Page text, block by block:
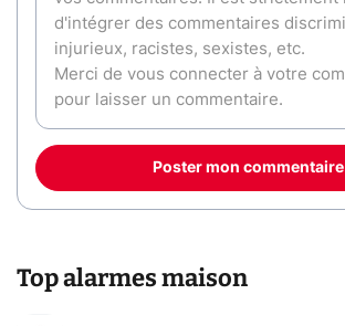
Poster mon commentaire
Top alarmes maison